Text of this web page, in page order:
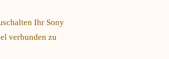
Ihr Sony
verbunden zu